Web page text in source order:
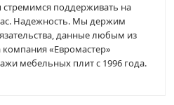
поддерживать на
Надежность. Мы держим
данные любым из
«Евромастер»
мебельных плит с 1996 года.